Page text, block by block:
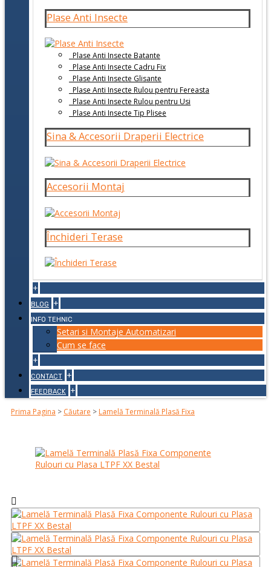
Plase Anti Insecte
Plase Anti Insecte Batante
Plase Anti Insecte Cadru Fix
Plase Anti Insecte Glisante
Plase Anti Insecte Rulou pentru Fereasta
Plase Anti Insecte Rulou pentru Usi
Plase Anti Insecte Tip Plisee
Sina & Accesorii Draperii Electrice
Accesorii Montaj
Închideri Terase
+
BLOG +
INFO TEHNIC
Setari si Montaje Automatizari
Cum se face
+
CONTACT +
FEEDBACK +
Prima Pagina > Căutare > Lamelă Terminală Plasă Fixa